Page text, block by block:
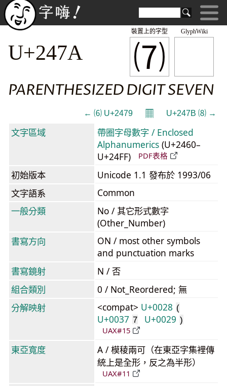
GlyphWiki
⑺
裝置上的字型
U+247A
PARENTHESIZED DIGIT SEVEN
← ⑹ U+2479 𝄜 U+247B ⑻ →
文字區域
帶圈字母數字 / Enclosed
Alphanumerics (U+2460–
U+24FF)
PDF表格
初始版本
Unicode 1.1 發布於 1993/06
文字語系
Common
一般分類
No / 其它形式數字
(Other_Number)
書寫方向
ON / most other symbols
and punctuation marks
書寫鏡射
N / 否
組合類別
0 / Not_Reordered; 無
分解映射
<compat> U+0028 (
U+0037 7 U+0029 )
UAX#15
東亞寬度
A / 模稜兩可（在東亞字集裡傳
統上是全形，反之為半形）
UAX#11